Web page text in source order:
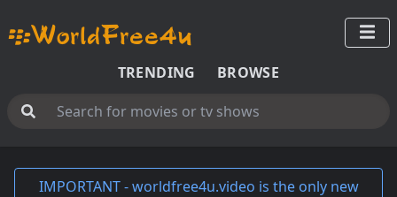
TRENDING BROWSE
IMPORTANT - worldfree4u.video is the only new